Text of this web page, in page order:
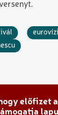
előfizet